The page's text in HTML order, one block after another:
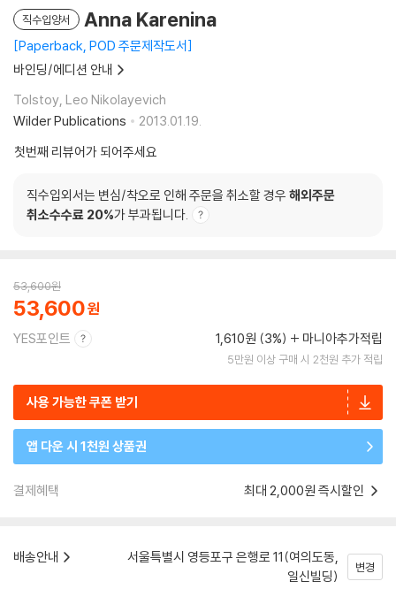
직수입양서 Anna Karenina
Paperback, POD 주문제작도서
바인딩/에디션 안내
Tolstoy, Leo Nikolayevich
Wilder Publications
2013.01.19.
첫번째 리뷰어가 되어주세요
직수입외서는 변심/착오로 인해 주문을 취소할 경우 해외주문
취소수수료 20%가 부과됩니다.
53,600원
53,600
YES포인트 1,610원 (3%) 마니아추가적립
5만원 이상 구매 시 2천원 추가 적립
사용 가능한 쿠폰 받기
앱 다운 시 1천원 상품권
결제혜택 최대 2,000원 즉시할인
배송안내
서울특별시 영등포구 은행로 11(여의도동,
일신빌딩)
변경